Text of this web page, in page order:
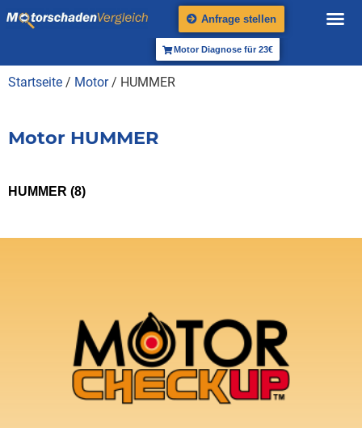
Anfrage stellen
Motor Diagnose für 23€
Startseite / Motor/ HUMMER
Motor HUMMER
HUMMER (8)